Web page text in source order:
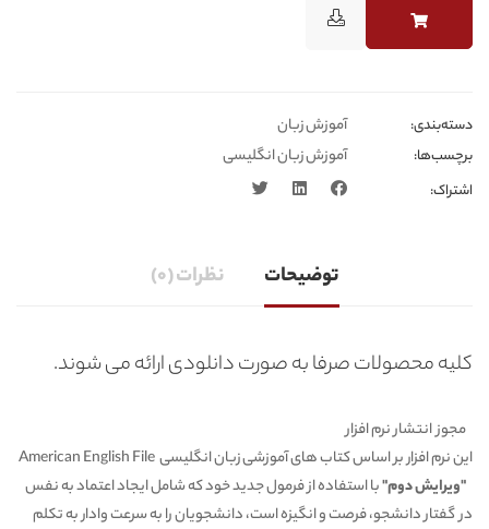
دسته‌بندی‎‌‌: آموزش زبان
برچسب‌ها: آموزش زبان انگلیسی
اشتراک:
توضیحات نظرات (0)
کلیه محصولات صرفا به صورت دانلودی ارائه می شوند.
مجوز انتشار نرم افزار
این نرم افزار بر اساسکتاب های آموزشی زبان انگلیسی American English File
"ویرایش دوم"با استفاده از فرمول جدید خود که شامل ایجاد اعتماد به نفس
در گفتار دانشجو، فرصت و انگیزه است، دانشجویان را به سرعت وادار به تکلم